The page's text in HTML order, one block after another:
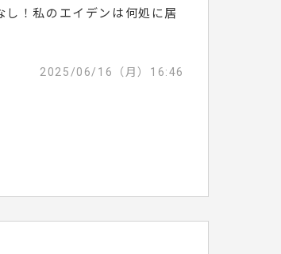
！私のエイデンは何処に居
2025/06/16（月）16:46